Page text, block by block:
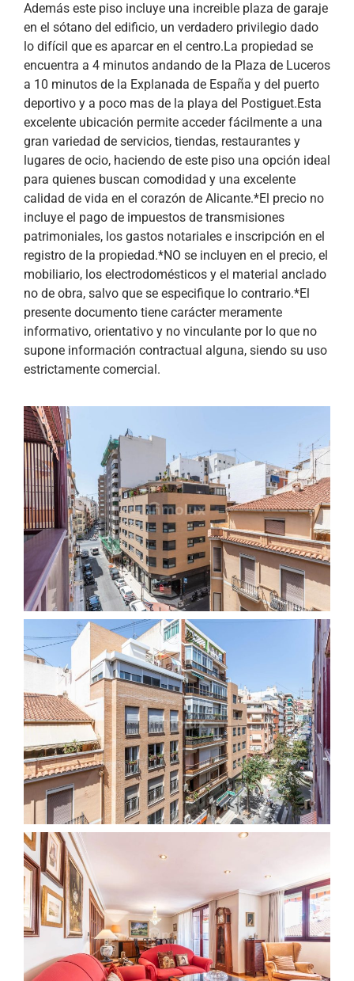
Además este piso incluye una increible plaza de garaje
en el sótano del edificio, un verdadero privilegio dado
lo difícil que es aparcar en el centro.La propiedad se
encuentra a 4 minutos andando de la Plaza de Luceros
a 10 minutos de la Explanada de España y del puerto
deportivo y a poco mas de la playa del Postiguet.Esta
excelente ubicación permite acceder fácilmente a una
gran variedad de servicios, tiendas, restaurantes y
lugares de ocio, haciendo de este piso una opción ideal
para quienes buscan comodidad y una excelente
calidad de vida en el corazón de Alicante.*El precio no
incluye el pago de impuestos de transmisiones
patrimoniales, los gastos notariales e inscripción en el
registro de la propiedad.*NO se incluyen en el precio, el
mobiliario, los electrodomésticos y el material anclado
no de obra, salvo que se especifique lo contrario.*El
presente documento tiene carácter meramente
informativo, orientativo y no vinculante por lo que no
supone información contractual alguna, siendo su uso
estrictamente comercial.